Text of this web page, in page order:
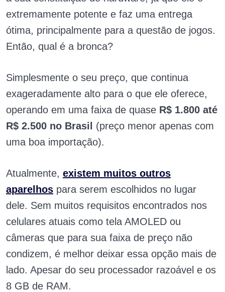
extremamente potente e faz uma entrega
ótima, principalmente para a questão de jogos.
Então, qual é a bronca?
Simplesmente o seu preço, que continua
exageradamente alto para o que ele oferece,
operando em uma faixa de quase R$ 1.800 até
R$ 2.500 no Brasil
(preço menor apenas com
uma boa importação).
Atualmente, existem muitos outros
aparelhos para serem escolhidos no lugar
dele. Sem muitos requisitos encontrados nos
celulares atuais como tela AMOLED ou
câmeras que para sua faixa de preço não
condizem, é melhor deixar essa opção mais de
lado. Apesar do seu processador razoável e os
8 GB de RAM.